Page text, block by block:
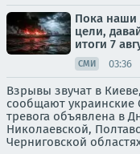
Пока наши
цели,
итоги 7
СМИ 03:36
Взрывы звучат в
сообщают
тревога объявлена в
Николаевской,
Черниговской